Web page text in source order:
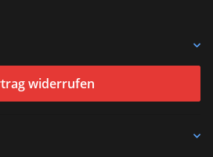
widerrufen